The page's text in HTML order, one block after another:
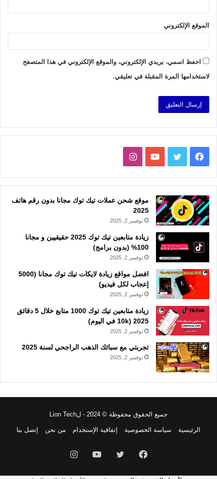
الموقع الإلكتروني
احفظ اسمي، بريدي الإلكتروني، والموقع الإلكتروني في هذا المتصفح
لاستخدامها المرة المقبلة في تعليقي.
فيسبوك تويتر يوتيوبانستقرام
موقع شحن عملات تيك توك مجانا بدون رقم هاتف
2025
نوفمبر 2, 2025
زيادة متابعين تيك توك 2025 حقيقيين و مجانا
100% (بدون برامج)
نوفمبر 2, 2025
افضل مواقع زيادة لايكات تيك توك مجانا (5000
إعجاب لكل فيديو)
نوفمبر 2, 2025
زيادة متابعين تيك توك 1000 متابع خلال 5 دقائق
2025 (10k في اليوم)
نوفمبر 2, 2025
تجربتي مع سبائك الذهب الراجحي لسنة 2025
نوفمبر 2, 2025
جميع الحقوق محفوظة © 2024 - لLion Tech
الرئيسية سياسة الخصوصية إتفاقية الإستخدام من نحن إتصل بنا
فيسبوك تويتر يوتيوبانستقرام